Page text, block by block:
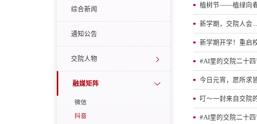
综合新闻
通知公告
交院人物
融媒矩阵
微信
抖音
植树节——植绿向
新学期，交院人会
新学期开学！重启
#AI里的交院二十
今日元宵，愿所求
叮～一封来自交院
#AI里的交院二十